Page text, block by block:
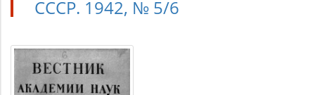
СССР. 1942, № 5/6